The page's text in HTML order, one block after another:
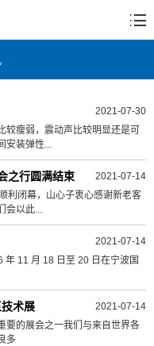
2021-07-30
瘦弱，震动声比较明显还是可
安装弹性...
之行圆满结束
2021-07-14
利闭幕，山心子衷心感谢新老客
会以此...
2021-07-14
11 月 18 日至 20 日在宁波国
术展
2021-07-14
要的展会之一我们与来自世界各
多